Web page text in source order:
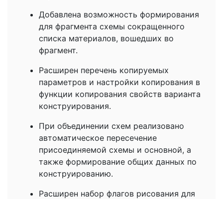
Добавлена возможность формирования
для фрагмента схемы сокращенного
списка материалов, вошедших во
фрагмент.
Расширен перечень копируемых
параметров и настройки копирования в
функции копирования свойств варианта
конструирования.
При объединении схем реализовано
автоматическое пересечение
присоединяемой схемы и основной, а
также формирование общих данных по
конструированию.
Расширен набор флагов рисования для